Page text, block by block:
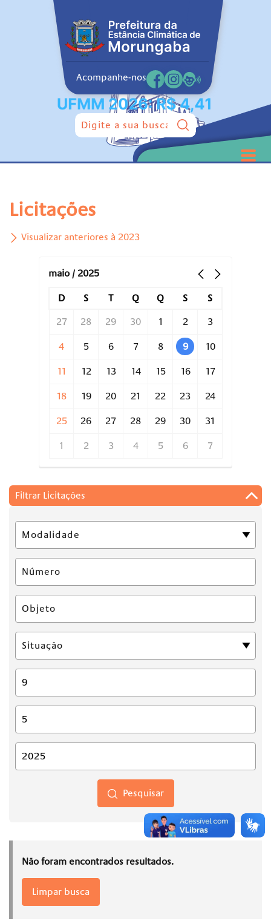
Acompanhe-nos
Pesquisar:
Licitações
Visualizar anteriores à 2023
maio / 2025
D S T Q Q S S
27 28 29 30 1 2 3
4 5 6 7 8 9 10
11 12 13 14 15 16 17
18 19 20 21 22 23 24
25 26 27 28 29 30 31
1 2 3 4 5 6 7
Filtrar Licitações
Pesquisar
Não foram encontrados resultados.
Limpar busca